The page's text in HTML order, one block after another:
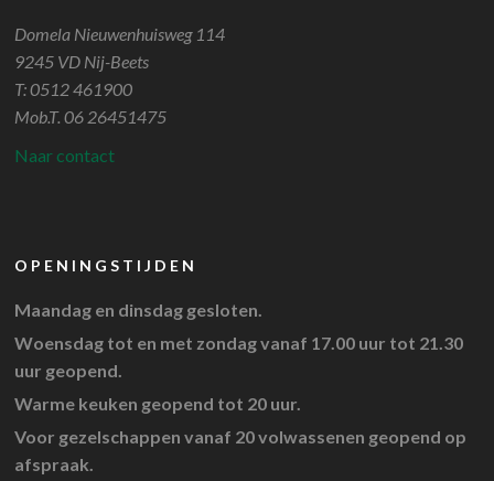
Domela Nieuwenhuisweg 114
9245 VD Nij-Beets
T: 0512 461900
Mob.T. 06 26451475
Naar contact
OPENINGSTIJDEN
Maandag en dinsdag gesloten.
Woensdag tot en met zondag vanaf 17.00 uur tot 21.30
uur geopend.
Warme keuken geopend tot 20 uur.
Voor gezelschappen vanaf 20 volwassenen geopend op
afspraak.